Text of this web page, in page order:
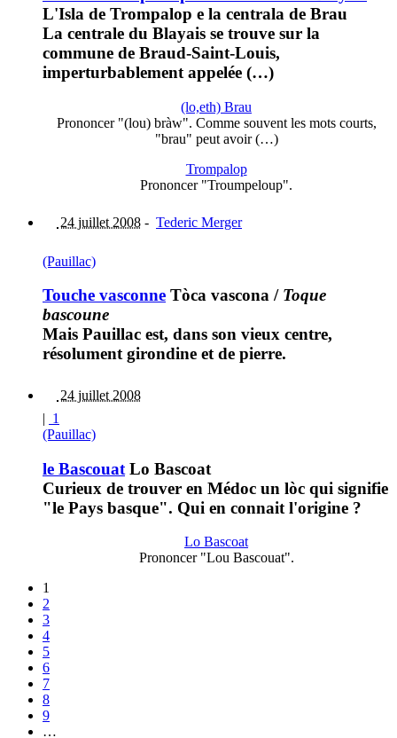
L'Isla de Trompalop e la centrala de Brau
La centrale du Blayais se trouve sur la
commune de Braud-Saint-Louis,
imperturbablement appelée (…)
(lo,eth) Brau
Prononcer "(lou) bràw". Comme souvent les mots courts,
"brau" peut avoir (…)
Trompalop
Prononcer "Troumpeloup".
24 juillet 2008 - Tederic Merger
(Pauillac)
Touche vasconne Tòca vascona / Toque
bascoune
Mais Pauillac est, dans son vieux centre,
résolument girondine et de pierre.
24 juillet 2008
| 1
(Pauillac)
le Bascouat Lo Bascoat
Curieux de trouver en Médoc un lòc qui signifie
"le Pays basque". Qui en connait l'origine ?
Lo Bascoat
Prononcer "Lou Bascouat".
1
2
3
4
5
6
7
8
9
…